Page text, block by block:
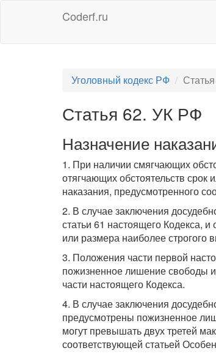
Coderf.ru
Уголовный кодекс РФ
Статья 62. УК РФ
Назначение
1. При наличии смягчающих
отягчающих обстоятельств срок
наказания, предусмотренного
2. В случае заключения
статьи 61 настоящего Кодекса,
или размера наиболее строгого
3. Положения части первой
пожизненное лишение свободы
части настоящего Кодекса.
4. В случае заключения
предусмотрены пожизненное
могут превышать двух третей
соответствующей статьей